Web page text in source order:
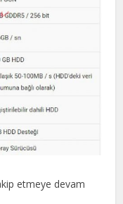
etmeye devam